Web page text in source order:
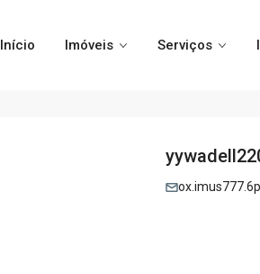
Início Imóveis Serviços